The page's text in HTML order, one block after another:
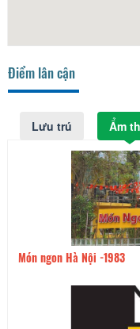
Điểm lân cận
Lưu trú Ẩm
Món ngon Hà Nội -1983